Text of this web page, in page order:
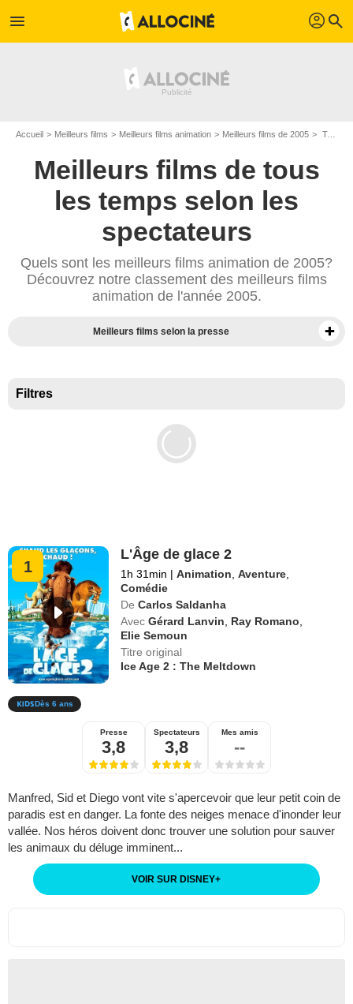
menu profil search
Accueil Meilleurs films Meilleurs films animation Meilleurs films de 2005 Top films animation de 2005
Meilleurs films de tous
les temps selon les
spectateurs
Quels sont les meilleurs films animation de 2005?
Découvrez notre classement des meilleurs films
animation de l'année 2005.
Meilleurs films selon la presse
Filtres
1
L'Âge de glace 2
1h 31min | Animation ,Aventure
Comédie
De Carlos Saldanha
Avec Gérard Lanvin Ray Romano
Elie Semoun
Titre original
Ice Age 2 : The Meltdown
Dès 6 ans
Presse
3,8
Spectateurs
3,8
Mes amis
--
Manfred, Sid et Diego vont vite s'apercevoir que leur petit coin de
paradis est en danger. La fonte des neiges menace d'inonder leur
vallée. Nos héros doivent donc trouver une solution pour sauver
les animaux du déluge imminent...
VOIR SUR DISNEY+